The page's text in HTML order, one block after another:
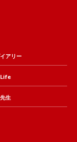
アリー
生